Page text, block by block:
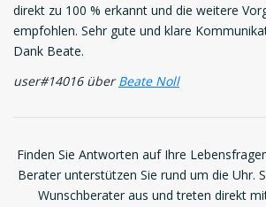
direkt zu 100 % erkannt und die weitere
empfohlen. Sehr gute und klare
Dank Beate.
user#14016 überBeate Noll
Finden Sie Antworten auf Ihre
Berater unterstützen Sie rund um die Uhr.
Wunschberater aus und treten direkt